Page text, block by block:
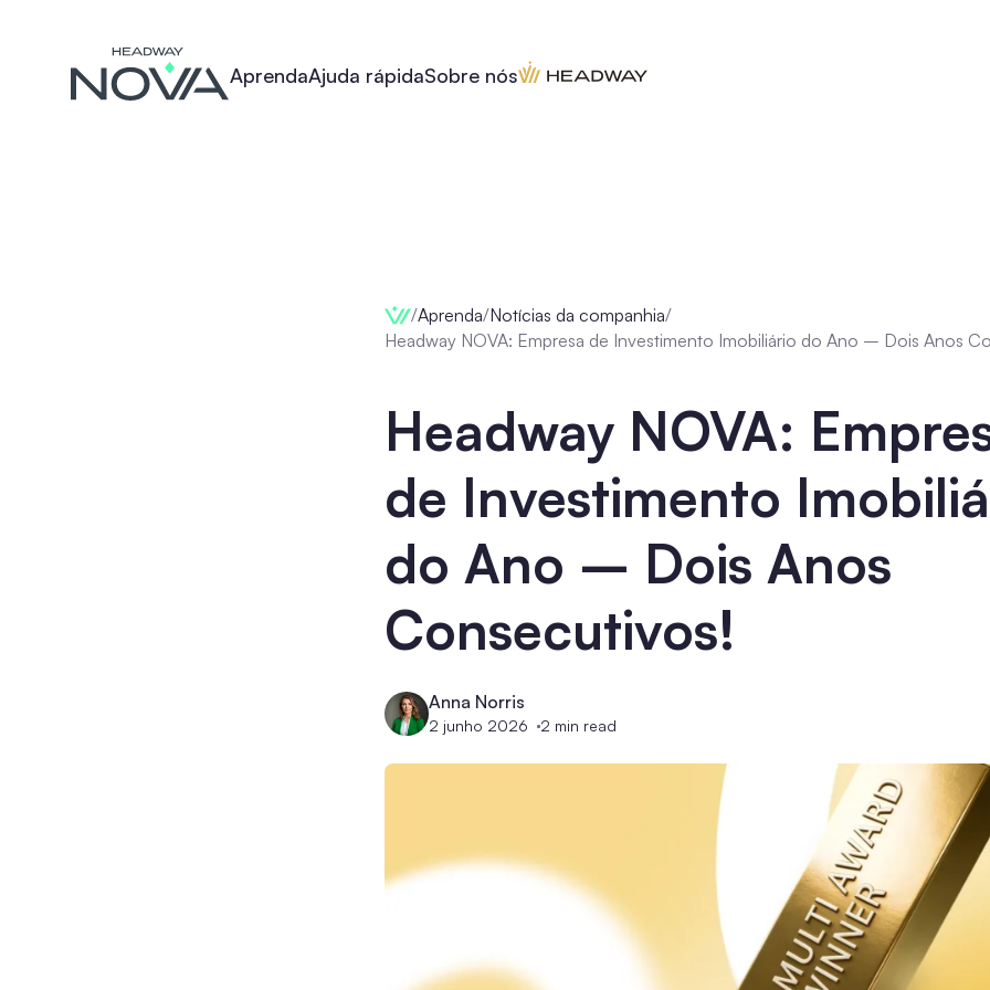
AprendaAjuda rápidaSobre nós
/Aprenda/Notícias da companhia/
Headway NOVA: Empresa de Investimento Imobiliário do Ano – Dois Anos
Headway NOVA:
de Investimento
do Ano – Dois Anos
Consecutivos!
Anna Norris
2 junho 2026 2 min read